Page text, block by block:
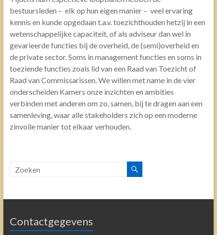
bestuursleden – elk op hun eigen manier – veel ervaring
kennis en kunde opgedaan t.a.v. toezichthouden hetzij in een
wetenschappelijke capaciteit, of als adviseur dan wel in
gevarieerde functies bij de overheid, de (semi)overheid en
de private sector. Soms in management functies en soms in
toeziende functies zoals lid van een Raad van Toezicht of
Raad van Commissarissen. We willen met name in de vier
onderscheiden Kamers onze inzichten en ambities
verbinden met anderen om zo, samen, bij te dragen aan een
samenleving, waar alle stakeholders zich op een moderne
zinvolle manier tot elkaar verhouden.
Contactgegevens